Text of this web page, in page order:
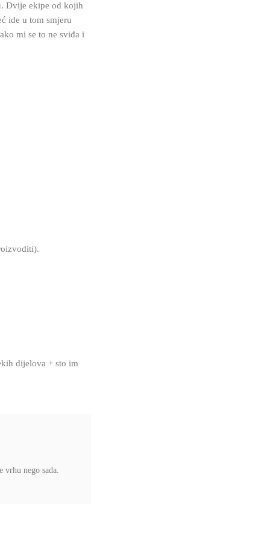
Dvije ekipe od kojih
ide u tom smjeru
mi se to ne sviđa i
dijelova + sto im
vrhu nego sada.